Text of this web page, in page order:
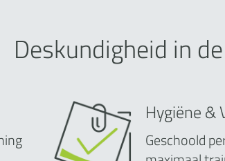
Deskundigheid in
Hygiëne &
Geschoold